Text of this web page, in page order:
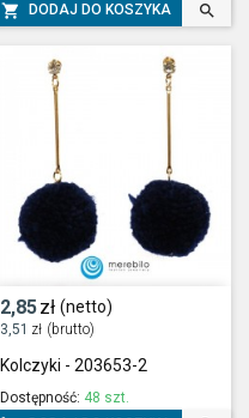
 DODAJ DO KOSZYKA 
2,85zł (netto)
3,51 zł (brutto)
Kolczyki - 203653-2
Dostępność: 48 szt.